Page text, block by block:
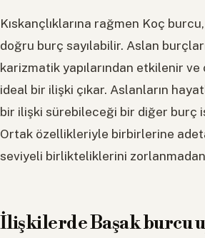
Kıskançlıklarına rağmen Koç
doğru burç sayılabilir. Aslan
karizmatik yapılarından etkilenir
ideal bir ilişki çıkar. Aslanların
bir ilişki sürebileceği bir diğer burç
Ortak özellikleriyle birbirlerine
seviyeli birlikteliklerini
İlişkilerde Başak burcu